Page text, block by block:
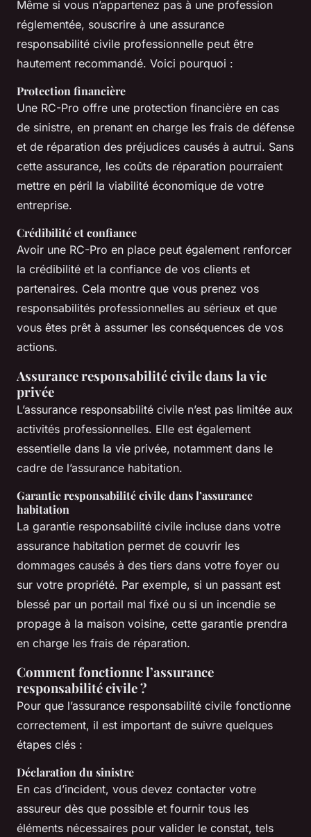
Même si vous n’appartenez pas à une profession
réglementée, souscrire à une assurance
responsabilité civile professionnelle peut être
hautement recommandé. Voici pourquoi :
Protection financière
Une RC-Pro offre une protection financière en cas
de sinistre, en prenant en charge les frais de défense
et de réparation des préjudices causés à autrui. Sans
cette assurance, les coûts de réparation pourraient
mettre en péril la viabilité économique de votre
entreprise.
Crédibilité et confiance
Avoir une RC-Pro en place peut également renforcer
la crédibilité et la confiance de vos clients et
partenaires. Cela montre que vous prenez vos
responsabilités professionnelles au sérieux et que
vous êtes prêt à assumer les conséquences de vos
actions.
Assurance responsabilité civile dans la vie
privée
L’assurance responsabilité civile n’est pas limitée aux
activités professionnelles. Elle est également
essentielle dans la vie privée, notamment dans le
cadre de l’assurance habitation.
Garantie responsabilité civile dans l’assurance
habitation
La garantie responsabilité civile incluse dans votre
assurance habitation permet de couvrir les
dommages causés à des tiers dans votre foyer ou
sur votre propriété. Par exemple, si un passant est
blessé par un portail mal fixé ou si un incendie se
propage à la maison voisine, cette garantie prendra
en charge les frais de réparation.
Comment fonctionne l’assurance
responsabilité civile ?
Pour que l’assurance responsabilité civile fonctionne
correctement, il est important de suivre quelques
étapes clés :
Déclaration du sinistre
En cas d’incident, vous devez contacter votre
assureur dès que possible et fournir tous les
éléments nécessaires pour valider le constat, tels